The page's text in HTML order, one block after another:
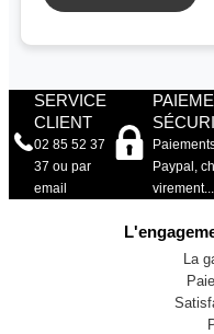
SERVICE
CLIENT
02 85 52 37
37 ou par
email
Paypal,
virement...
La